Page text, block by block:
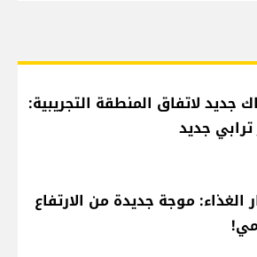
جديد لاتفاق المنطقة التجريبية:
جديد
الغذاء: موجة جديدة من الارتفاع